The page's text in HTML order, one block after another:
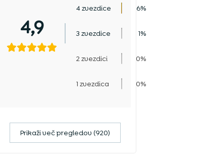
4,9
4 zvezdice 6%
3 zvezdice 1%
2 zvezdici 0%
1 zvezdica 0%
Prikaži več pregledov (920)